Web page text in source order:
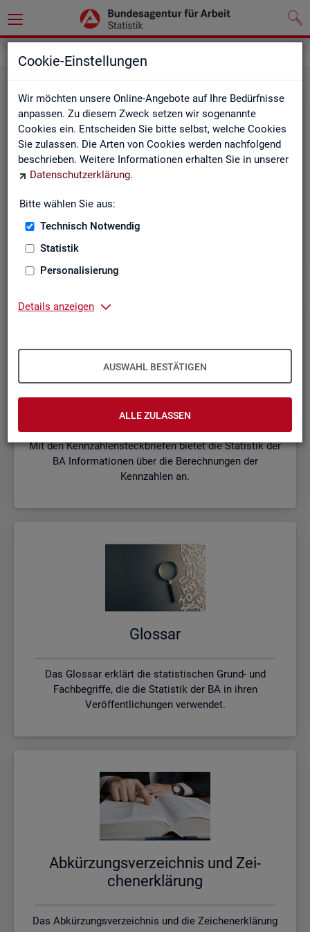
Cookie-Einstellungen
Wir möchten unsere Online-Angebote auf Ihre Bedürfnisse
anpassen. Zu diesem Zweck setzen wir sogenannte
Cookies ein. Entscheiden Sie bitte selbst, welche Cookies
Sie zulassen. Die Arten von Cookies werden nachfolgend
beschrieben. Weitere Informationen erhalten Sie in unserer
Datenschutzerklärung.
Bitte wählen Sie aus:
Technisch Notwendig
Statistik
Personalisierung
Details anzeigen
AUSWAHL BESTÄTIGEN
ALLE ZULASSEN
Die Kurzinformationen geben einen schnellen Überblick
über die Fachstatistiken der Statistik der BA.
Mit den Kennzahlensteckbriefen bietet die Statistik der
BA Informationen über die Berechnungen der
Kennzahlen an.
Glos­sar
Das Glossar erklärt die statistischen Grund- und
Fachbegriffe, die die Statistik der BA in ihren
Veröffentlichungen verwendet.
Ab­kür­zungs­ver­zeich­nis und Zei­
chen­er­klä­rung
Das Abkürzungsverzeichnis und die Zeichenerklärung